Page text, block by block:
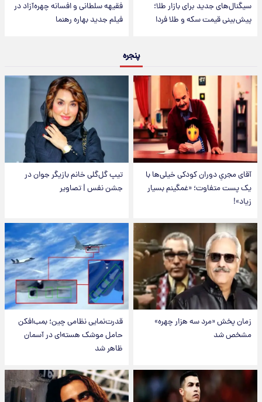
سیگنال‌های جدید برای بازار طلا؛
پیش‌بینی قیمت سکه و طلا فردا
فقیهه سلطانی و افسانه چهره‌آزاد در
فیلم جدید بهاره رهنما
پنجره
آقای مجریِ دوران کودکی خیلی‌ها با
یک پست متفاوت؛ «غمگینم بسیار
زیاد»!
تیپ گل‌گلی خانم بازیگر جوان در
جشن نفس | تصاویر
زمان پخش «مرد سه هزار چهره»
مشخص شد
قدرت‌نمایی نظامی چین؛ بمب‌افکن
حامل موشک هسته‌ای در آسمان
ظاهر شد